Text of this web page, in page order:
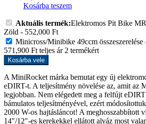
Kosárba teszem
Aktuális termék:Elektromos Pit Bike
Zöld - 552,000 Ft
Minicross/Minibike 49ccm összeszerelése
571,900 Ft teljes ár 2 termékért
Kosárba vele
A MiniRocket márka bemutat egy új
eDIRT-t. A teljesítmény növelése az, amit az
legjobban. Nem elégedett meg a felfújt
bámulatos teljesítményével, ezért
2000 W-os hajtásláncot! A meghosszabbított
14″/12″-es kerekekkel ellátott alváz most